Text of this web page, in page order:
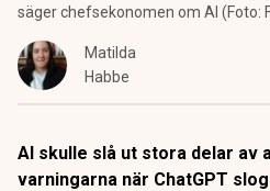
säger chefsekonomen om AI (Foto:
Matilda
Habbe
AI skulle slå ut stora delar av
varningarna när ChatGPT